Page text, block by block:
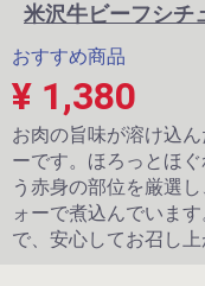
米沢牛ビーフシチ
おすすめ商品
¥ 1,380
お肉の旨味が溶け込
ーです。ほろっとほ
う赤身の部位を厳選
ォーで煮込んでいま
で、安心してお召し上